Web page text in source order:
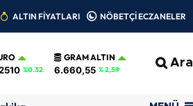
ALTIN FİYATLARI NÖBETÇİ ECZANELER
%0.32
GRAM ALTIN
6.660,55 % 2,59 Ara